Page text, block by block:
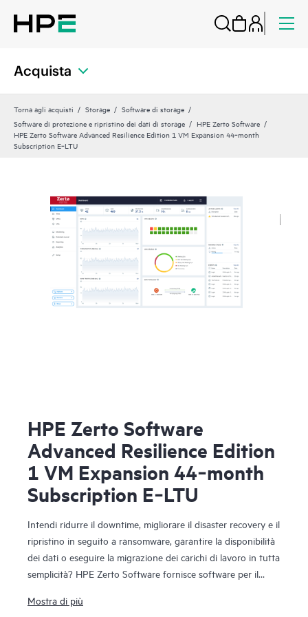
Acquista
Torna agli acquisti Storage
Software di storage
Software di protezione e ripristino dei dati di storage
HPE Zerto Software
HPE Zerto Software Advanced Resilience Edition 1 VM Expansion 44‑month
Subscription E‑LTU
HPE Zerto Software
Advanced Resilience Edition
1 VM Expansion 44‑month
Subscription E‑LTU
Intendi ridurre il downtime, migliorare il disaster recovery e il
ripristino in seguito a ransomware, garantire la disponibilità
dei dati o eseguire la migrazione dei carichi di lavoro in tutta
semplicità? HPE Zerto Software fornisce software per il
carichi di lavoro in ambienti virtualizzati e cloud. HPE Zerto
Mostra di più